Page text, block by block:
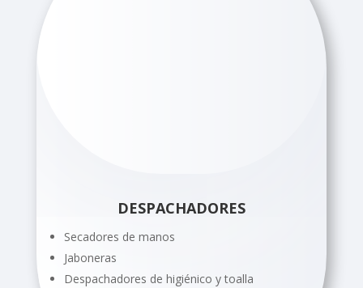
DESPACHADORES
Secadores de manos
Jaboneras
Despachadores de higiénico y toalla